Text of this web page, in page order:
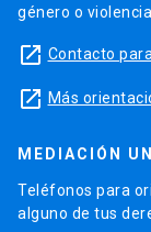
género o
launch Contacto
launch Más
MEDIACIÓN
Teléfonos para
alguno de tus